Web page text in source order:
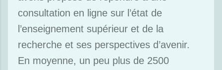
consultation en ligne sur l’état de
l’enseignement supérieur et de la
recherche et ses perspectives d’avenir.
En moyenne, un peu plus de 2500